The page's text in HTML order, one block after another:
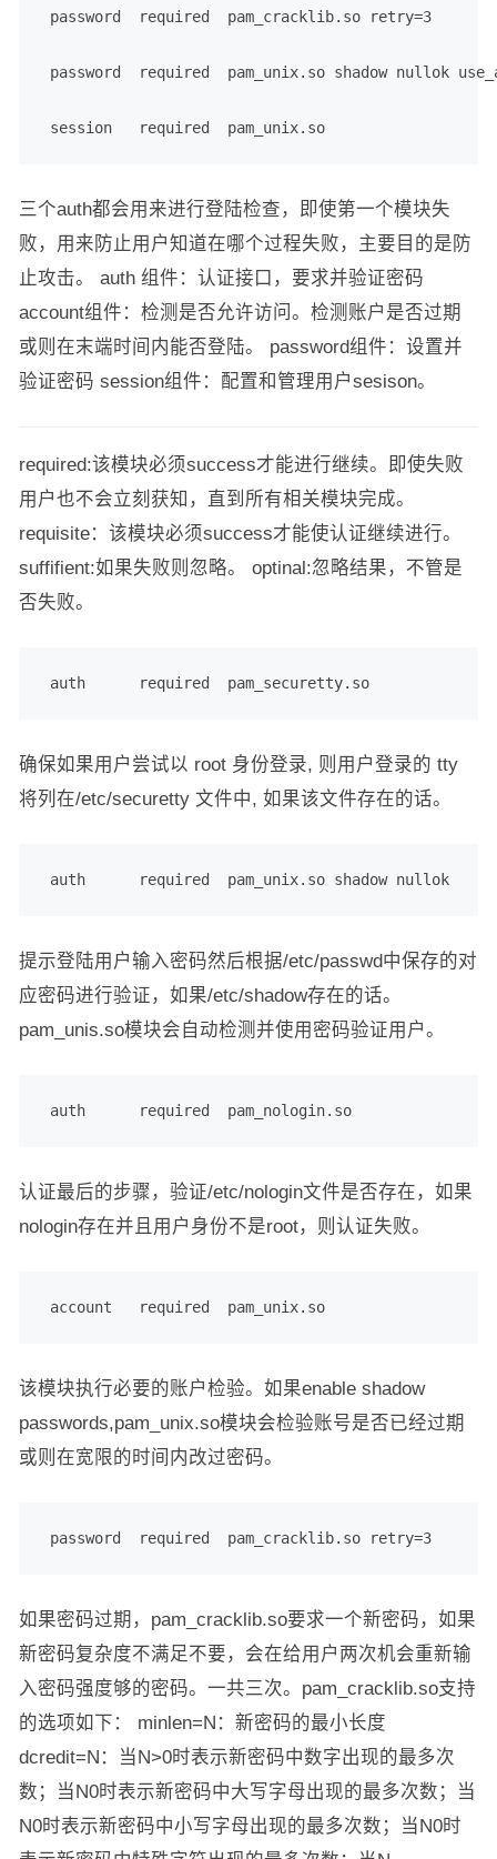
password  required  pam_cracklib.so retry=3
password  required  pam_unix.so shadow nullok
session   required  pam_unix.so
三个auth都会用来进行登陆检查，即使第一个模块失
败，用来防止用户知道在哪个过程失败，主要目的是防
止攻击。 auth 组件：认证接口，要求并验证密码
account组件：检测是否允许访问。检测账户是否过期
或则在末端时间内能否登陆。 password组件：设置并
验证密码 session组件：配置和管理用户sesison。
required:该模块必须success才能进行继续。即使失败
用户也不会立刻获知，直到所有相关模块完成。
requisite：该模块必须success才能使认证继续进行。
suffifient:如果失败则忽略。 optinal:忽略结果，不管是
否失败。
auth      required  pam_securetty.so
确保如果用户尝试以 root 身份登录, 则用户登录的 tty
将列在/etc/securetty 文件中, 如果该文件存在的话。
auth      required  pam_unix.so shadow nullok
提示登陆用户输入密码然后根据/etc/passwd中保存的对
应密码进行验证，如果/etc/shadow存在的话。
pam_unis.so模块会自动检测并使用密码验证用户。
auth      required  pam_nologin.so
认证最后的步骤，验证/etc/nologin文件是否存在，如果
nologin存在并且用户身份不是root，则认证失败。
account   required  pam_unix.so
该模块执行必要的账户检验。如果enable shadow
passwords,pam_unix.so模块会检验账号是否已经过期
或则在宽限的时间内改过密码。
password  required  pam_cracklib.so retry=3
如果密码过期，pam_cracklib.so要求一个新密码，如果
新密码复杂度不满足不要，会在给用户两次机会重新输
入密码强度够的密码。一共三次。pam_cracklib.so支持
的选项如下： minlen=N：新密码的最小长度
dcredit=N：当N>0时表示新密码中数字出现的最多次
数；当N0时表示新密码中大写字母出现的最多次数；当
N0时表示新密码中小写字母出现的最多次数；当N0时